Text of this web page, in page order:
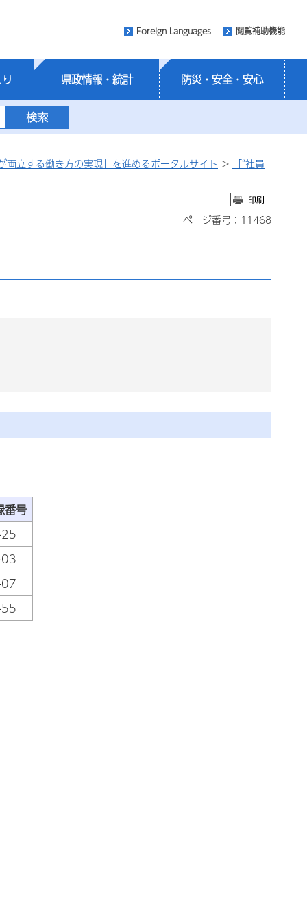
Foreign Languages 閲覧補助機能
県政情報・統計 防災・安全・安心
両立する働き方の実現」を進めるポータルサイト > 「“社員
ページ番号：11468
番号